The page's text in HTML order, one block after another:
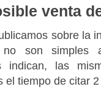
venta
sobre la
son simples
indican, las
el tiempo de citar